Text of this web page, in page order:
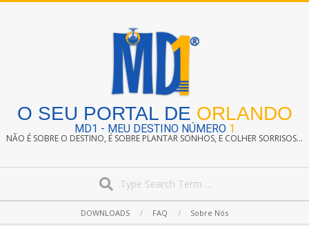
O SEU PORTAL DE ORLANDO
MD1 - MEU DESTINO NÚMERO 1
NÃO É SOBRE O DESTINO, É SOBRE PLANTAR SONHOS, E COLHER SORRISOS...
Navigation
DOWNLOADS FAQ Sobre Nós